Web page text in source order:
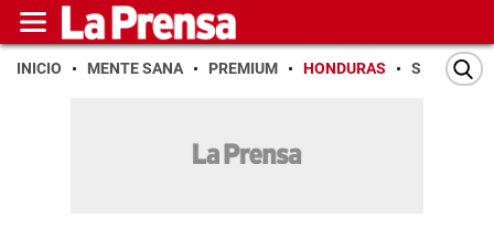
INICIO MENTE SANA PREMIUM HONDURAS SAN PEDRO